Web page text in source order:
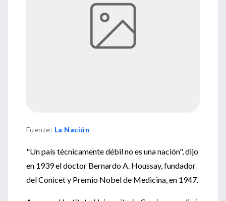
Fuente: La Nación
"Un país técnicamente débil no es una nación", dijo
en 1939 el doctor Bernardo A. Houssay, fundador
del Conicet y Premio Nobel de Medicina, en 1947.